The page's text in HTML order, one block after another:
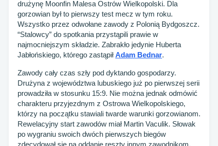
drużynę Moonfin Malesa Ostrów Wielkopolski. Dla
gorzowian był to pierwszy test mecz w tym roku.
Wszystko przez odwołane zawody z Polonią Bydgoszcz.
“Stalowcy” do spotkania przystąpili prawie w
najmocniejszym składzie. Zabrakło jedynie Huberta
Jabłońskiego, którego zastąpiłAdam Bednar.
Zawody cały czas szły pod dyktando gospodarzy.
Drużyna z województwa lubuskiego już po pierwszej serii
prowadziła w stosunku 15:9. Nie można jednak odmówić
charakteru przyjezdnym z Ostrowa Wielkopolskiego,
którzy na początku stawiali twarde warunki gorzowianom.
Rewelacyjny start zawodów miał Martin Vaculik. Słowak
po wygraniu swoich dwóch pierwszych biegów